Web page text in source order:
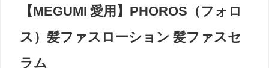
【MEGUMI 愛用】PHOROS（フォロ
ス）髪ファスローション 髪ファスセ
ラム